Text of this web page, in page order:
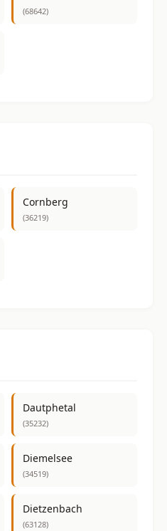
(68642)
Cornberg
(36219)
Dautphetal
(35232)
Diemelsee
(34519)
Dietzenbach
(63128)